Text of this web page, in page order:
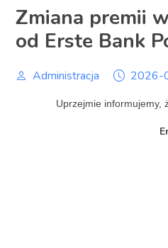
Zmiana premii
od Erste Bank
Administracja 2026-
Uprzejmie informujemy,